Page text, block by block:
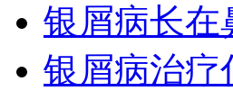
银屑病长在
银屑病治疗